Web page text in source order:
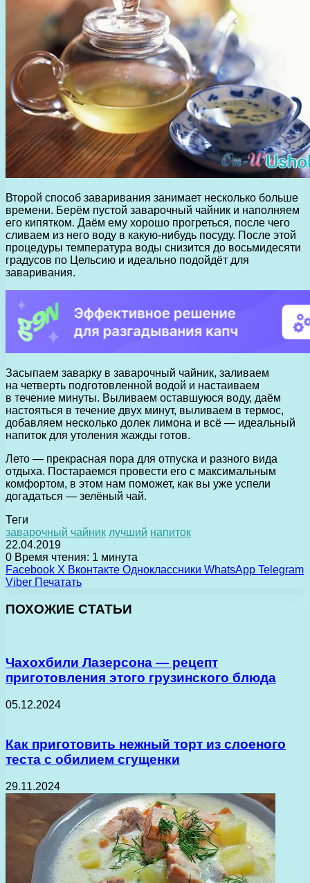
Второй способ заваривания занимает несколько больше
времени. Берём пустой заварочный чайник и наполняем
его кипятком. Даём ему хорошо прогреться, после чего
сливаем из него воду в какую-нибудь посуду. После этой
процедуры температура воды снизится до восьмидесяти
градусов по Цельсию и идеально подойдёт для
заваривания.
Засыпаем заварку в заварочный чайник, заливаем
на четверть подготовленной водой и настаиваем
в течение минуты. Выливаем оставшуюся воду, даём
настояться в течение двух минут, выливаем в термос,
добавляем несколько долек лимона и всё — идеальный
напиток для утоления жажды готов.
Лето — прекрасная пора для отпуска и разного вида
отдыха. Постараемся провести его с максимальным
комфортом, в этом нам поможет, как вы уже успели
догадаться — зелёный чай.
Теги
заварочный чайник лучший напиток
22.04.2019
0 Время чтения: 1 минута
Facebook X Вконтакте Одноклассники WhatsApp Telegram
Viber Печатать
ПОХОЖИЕ СТАТЬИ
Чахохбили Лазерсона — рецепт
приготовления этого грузинского блюда
05.12.2024
Как приготовить нежный торт из слоеного
теста с обилием сгущенки
29.11.2024